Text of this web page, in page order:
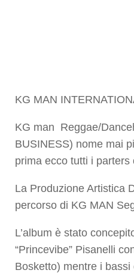
KG MAN
KG man Reggae/
BUSINESS) nome mai
prima ecco tutti i
La Produzione Artistica
percorso di KG MAN
L’album è stato
“Princevibe” Pisanelli
Bosketto) mentre i